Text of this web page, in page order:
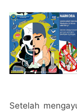
Setelah